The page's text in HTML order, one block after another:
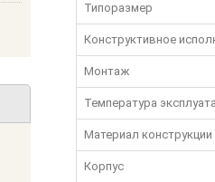
Типоразмер
Конструктивное
Монтаж
Температура
Материал конструкции
Корпус